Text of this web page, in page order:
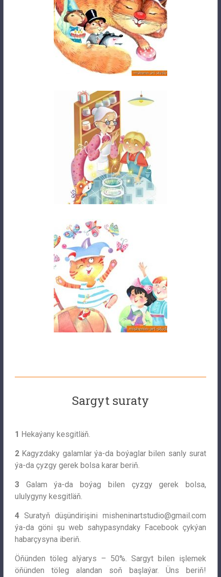
Sargyt suraty
1 Hekaýany kesgitläň.
2Kagyzdaky galamlar ýa-da boýaglar bilen sanly surat
ýa-da çyzgy gerek bolsa karar beriň.
3Galam ýa-da boýag bilen çyzgy gerek bolsa,
ululygyny kesgitläň.
4Suratyň düşündirişinimisheninartstudio@gmail.com
ýa-da göni şu web sahypasyndaky Facebook çykýan
habarçysyna iberiň.
Öňünden töleg alýarys – 50%. Sargyt bilen işlemek
öňünden töleg alandan soň başlaýar. Üns beriň!